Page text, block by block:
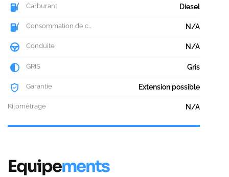
Carburant Diesel
Consommation de carburant N/A
Conduite N/A
GRIS Gris
Garantie Extension possible
Kilométrage N/A
Equipements